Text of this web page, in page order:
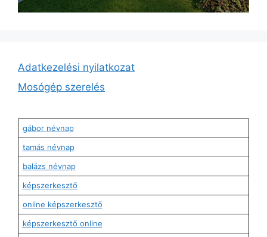
Adatkezelési nyilatkozat
Mosógép szerelés
gábor névnap
tamás névnap
balázs névnap
képszerkesztő
online képszerkesztő
képszerkesztő online